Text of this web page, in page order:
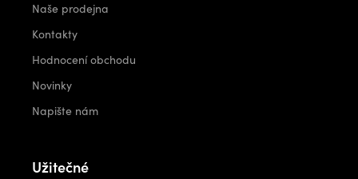
Naše prodejna
Kontakty
Hodnocení obchodu
Novinky
Napište nám
Užitečné